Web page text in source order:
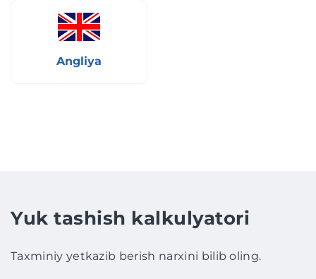
Angliya
Yuk tashish kalkulyatori
Taxminiy yetkazib berish narxini bilib oling.